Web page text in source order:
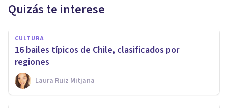
Quizás te interese
CULTURA
16 bailes típicos de Chile, clasificados por
regiones
Laura Ruiz Mitjana